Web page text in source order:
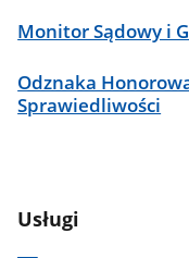
Monitor Sądowy i
Odznaka
Sprawiedliwości
Usługi